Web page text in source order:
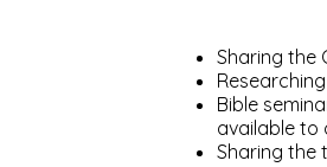
Sharing the
Bible
available to
Sharing the